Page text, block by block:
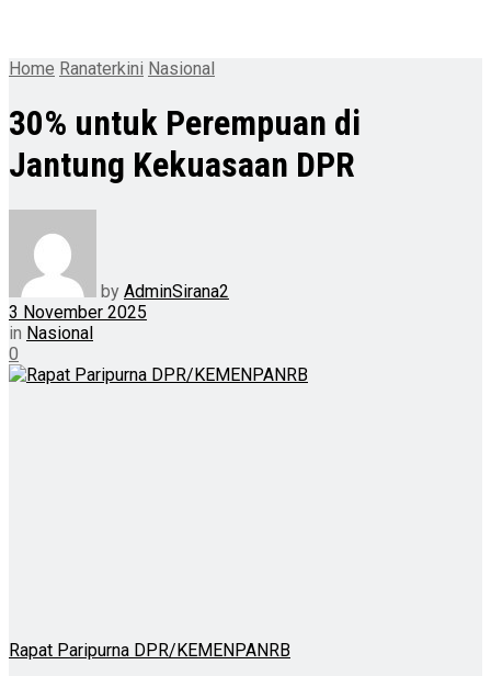
Home Ranaterkini Nasional
30% untuk Perempuan di
Jantung Kekuasaan DPR
by AdminSirana2
3 November 2025
in Nasional
0
Rapat Paripurna DPR/KEMENPANRB